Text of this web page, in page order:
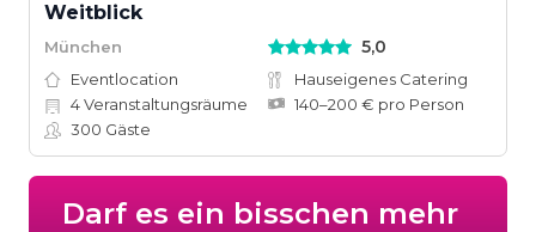
Weitblick
München 5,0
Eventlocation
Hauseigenes Catering
4Veranstaltungsräume
140–200 € pro Person
300 Gäste
Darf es ein bisschen mehr